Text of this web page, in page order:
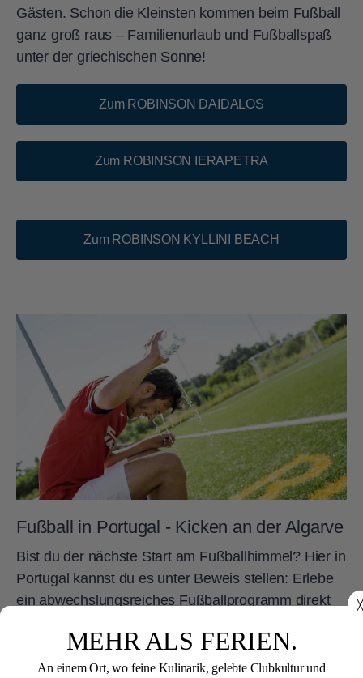
╳
MEHR ALS FERIEN.
An einem Ort, wo feine Kulinarik, gelebte Clubkultur und
Gästen. Schon die Kleinsten kommen beim Fußball
ganz groß raus – Familienurlaub und Fußballspaß
unter der griechischen Sonne!
Zum ROBINSON DAIDALOS
Zum ROBINSON IERAPETRA
Zum ROBINSON KYLLINI BEACH
Fußball in Portugal - Kicken an der Algarve
Bist du der nächste Start am Fußballhimmel? Hier in
Portugal kannst du es unter Beweis stellen: Erlebe
ein abwechslungsreiches Fußballprogramm direkt
QUINTA DA RIA.